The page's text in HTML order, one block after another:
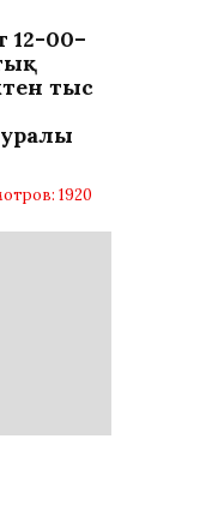
12-00–
тыс
1920